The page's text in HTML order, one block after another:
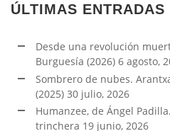
ÚLTIMAS ENTRADAS
Desde una revolución
Burguesía (2026) 6 agosto,
Sombrero de nubes.
(2025) 30 julio, 2026
Humanzee, de Ángel
trinchera 19 junio, 2026